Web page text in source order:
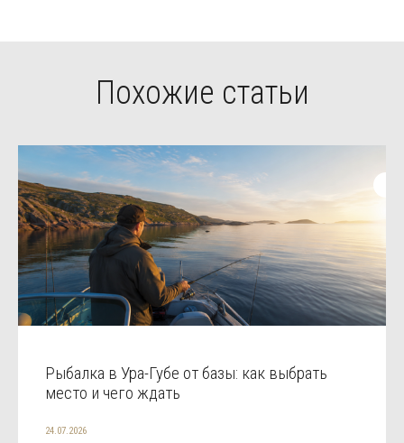
Похожие статьи
Рыбалка в Ура-Губе от базы: как выбрать
место и чего ждать
24.07.2026